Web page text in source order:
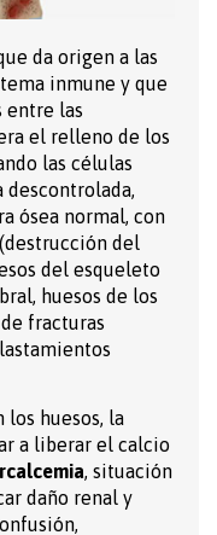
da origen a las
inmune y que
entre las
el relleno de los
las células
descontrolada,
ósea normal, con
(destrucción del
del esqueleto
huesos de los
fracturas
los huesos, la
a liberar el calcio
, situación
daño renal y